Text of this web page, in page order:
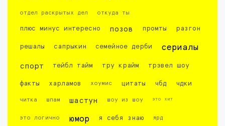
отдел раскрытых дел откуда ты
плюс минус интересно позов промты разгон
решалы сапрыкин семейное дерби сериалы
спорт тейбл тайм тру крайм трэвел шоу
факты харламов хоумис цитаты чбд чдки
читка шпам шастун шоу из шоу это хит
это логично юмор я себя знаю ярд